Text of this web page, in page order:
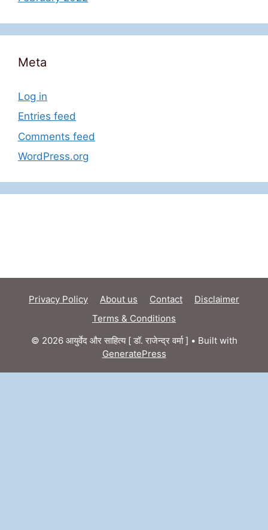
Meta
Log in
Entries feed
Comments feed
WordPress.org
Privacy Policy About us Contact
Disclaimer
Terms & Conditions
© 2026 आयुर्वेद और साहित्य [ डॉ. राजेन्द्र वर्मा ] • Built with
GeneratePress